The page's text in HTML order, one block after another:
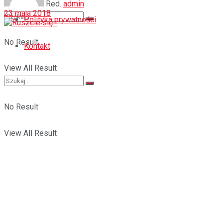
No Result
View All Result
Polityka prywatności
Kontakt
No Result
View All Result
Red. admin
23 maja 2018